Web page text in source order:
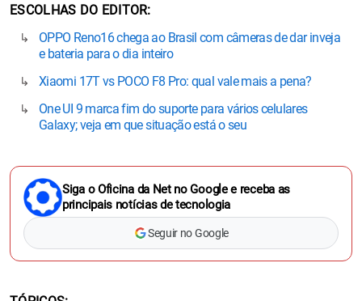
ESCOLHAS DO EDITOR
OPPO Reno16 chega ao Brasil com câmeras de dar inveja
e bateria para o dia inteiro
Xiaomi 17T vs POCO F8 Pro: qual vale mais a pena?
One UI 9 marca fim do suporte para vários celulares
Galaxy; veja em que situação está o seu
Siga o Oficina da Net no Google e receba as
principais notícias de tecnologia
Seguir no Google